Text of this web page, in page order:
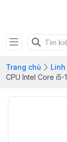
Trang chủ Linh
CPU Intel Core i5-